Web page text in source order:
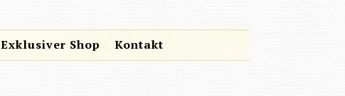
Exklusiver Shop Kontakt